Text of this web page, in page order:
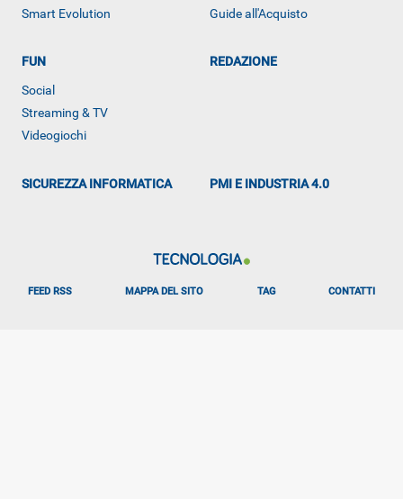
Smart Evolution
Guide all'Acquisto
FUN
Social
Streaming & TV
Videogiochi
REDAZIONE
SICUREZZA INFORMATICA PMI E INDUSTRIA 4.0
FEED RSS MAPPA DEL SITO TAG CONTATTI